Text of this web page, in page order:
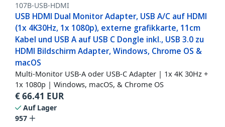
107B-USB-HDMI
USB HDMI Dual Monitor Adapter, USB A/C auf HDMI
(1x 4K30Hz, 1x 1080p), externe grafikkarte, 11cm
Kabel und USB A auf USB C Dongle inkl., USB 3.0 zu
HDMI Bildschirm Adapter, Windows, Chrome OS &
macOS
Multi-Monitor USB-A oder USB-C Adapter | 1x 4K 30Hz +
1x 1080p | Windows, macOS, & Chrome OS
€66.41 EUR
Auf Lager
957